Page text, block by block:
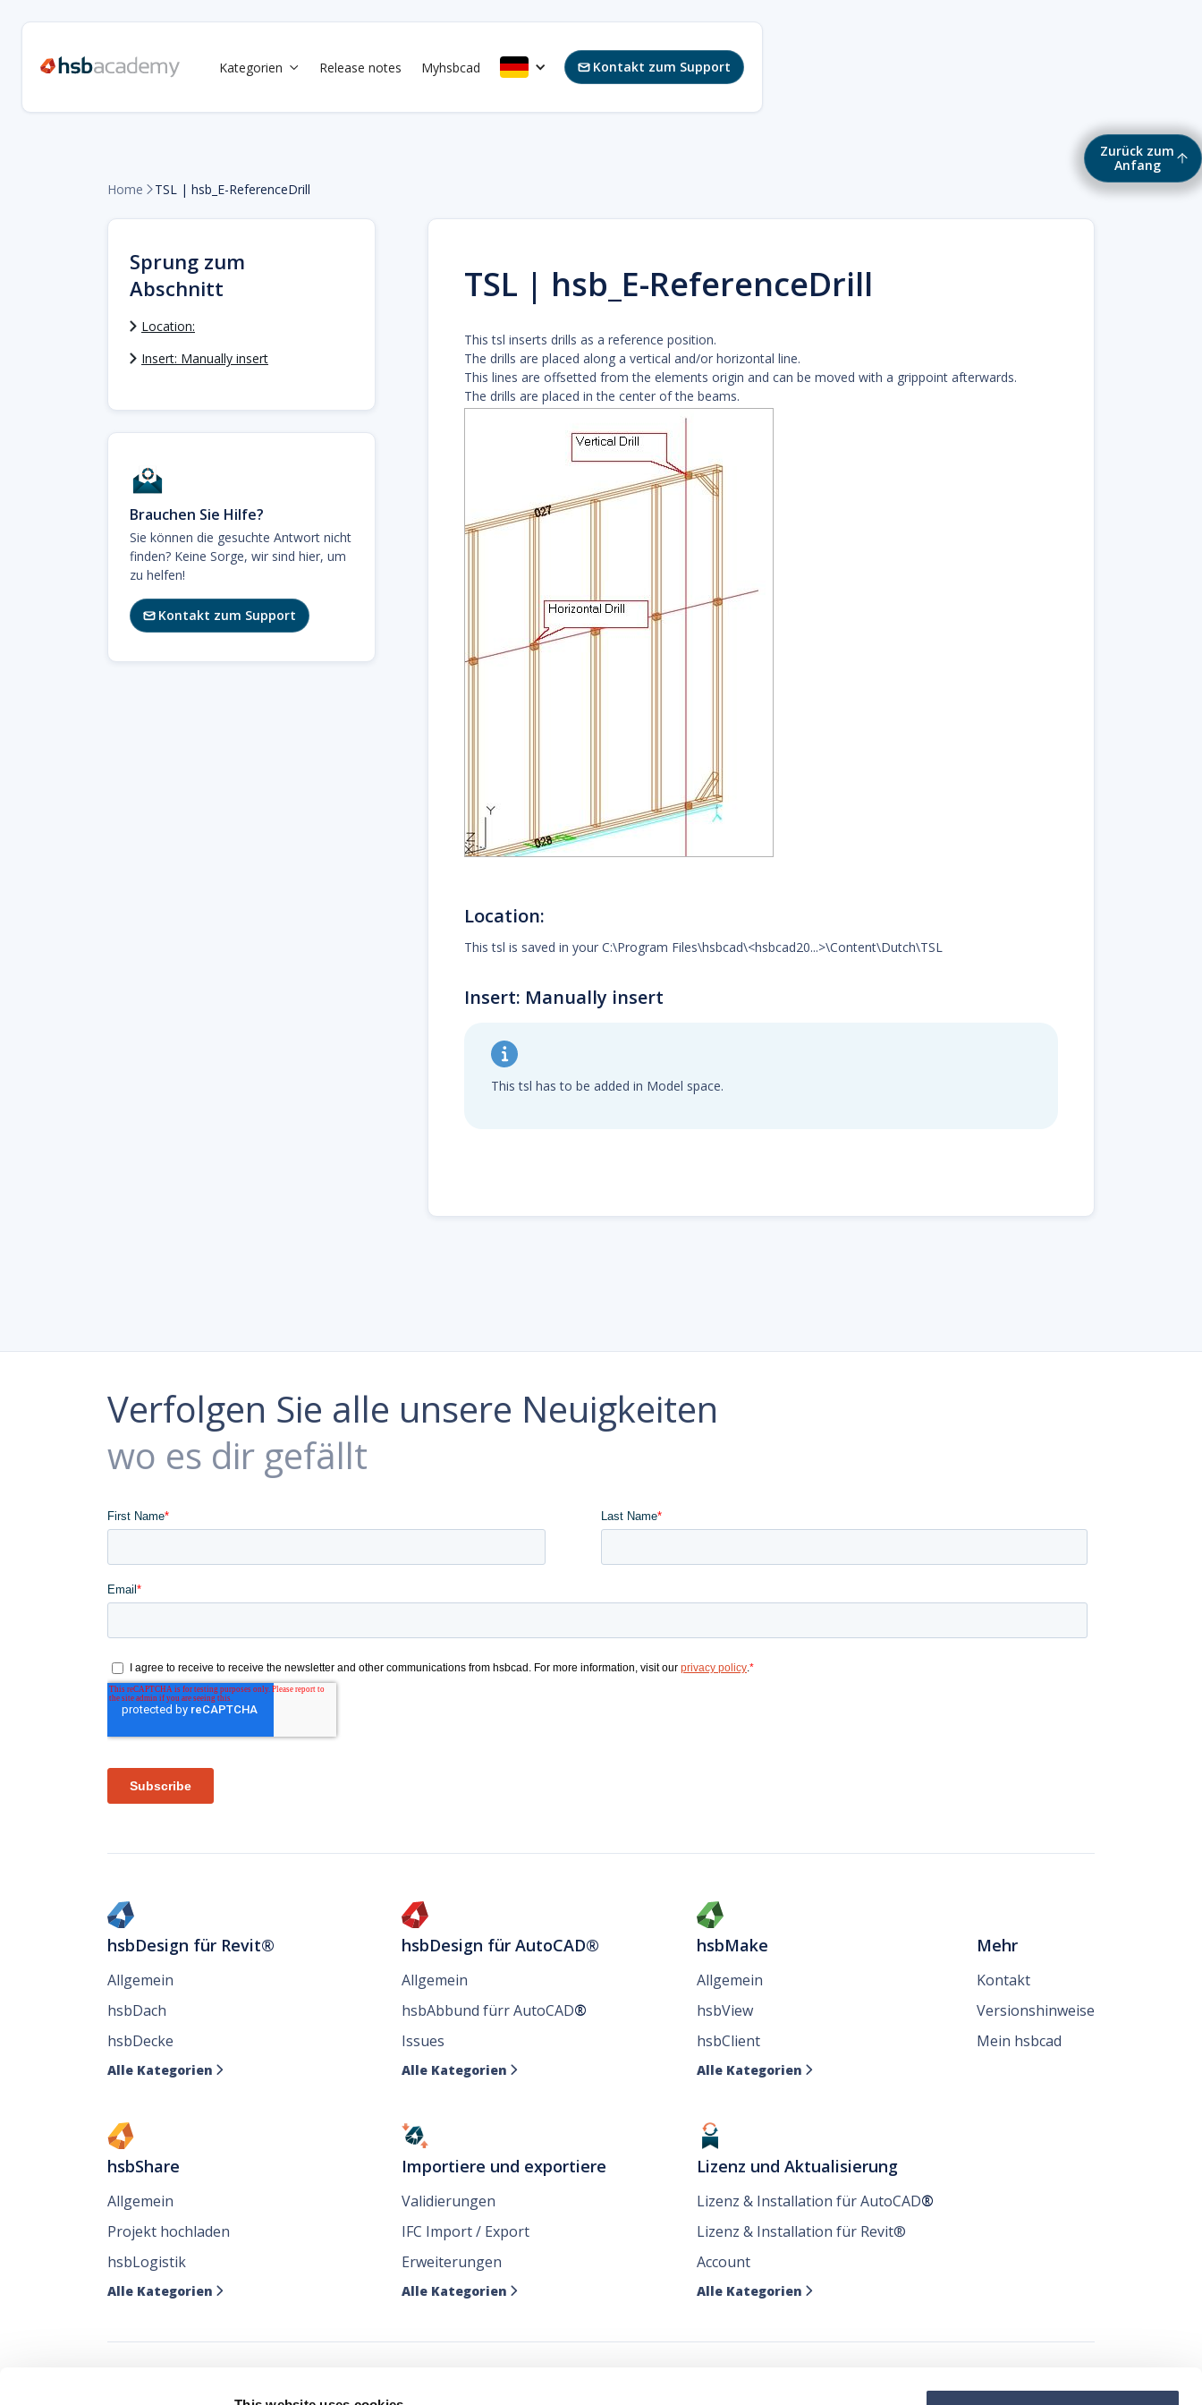
Kategorien  Release notes Myhsbcad Kontakt zum Support
Zurück zum
Anfang
Home  TSL | hsb_E-ReferenceDrill
Sprung zum
Abschnitt
Location:
Insert: Manually insert
Brauchen Sie Hilfe?
Sie können die gesuchte Antwort nicht
finden? Keine Sorge, wir sind hier, um
zu helfen!
Kontakt zum Support
TSL | hsb_E-ReferenceDrill
This tsl inserts drills as a reference position.
The drills are placed along a vertical and/or horizontal line.
This lines are offsetted from the elements origin and can be moved with a grippoint afterwards.
The drills are placed in the center of the beams.
Location:
This tsl is saved in your C:\Program Files\hsbcad\<hsbcad20...>\Content\Dutch\TSL
Insert: Manually insert
This tsl has to be added in Model space.
Verfolgen Sie alle unsere Neuigkeiten
wo es dir gefällt
hsbDesign für Revit®
Allgemein
hsbDach
hsbDecke
Alle Kategorien 
hsbDesign für AutoCAD®
Allgemein
hsbAbbund fürr AutoCAD®
Issues
Alle Kategorien 
hsbMake
Allgemein
hsbView
hsbClient
Alle Kategorien 
hsbShare
Allgemein
Projekt hochladen
hsbLogistik
Alle Kategorien 
Importiere und exportiere
Validierungen
IFC Import / Export
Erweiterungen
Alle Kategorien 
Lizenz und Aktualisierung
Lizenz & Installation für AutoCAD®
Lizenz & Installation für Revit®
Account
Alle Kategorien 
Mehr
Kontakt
Versionshinweise
Mein hsbcad